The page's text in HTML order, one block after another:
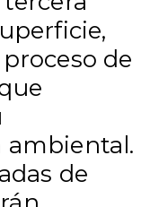
de
ambiental.
de